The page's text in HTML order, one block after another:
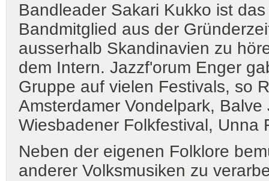
Bandleader Sakari Kukko ist
Bandmitglied aus der
ausserhalb Skandinavien zu
dem Intern. Jazzf'orum Enger
Gruppe auf vielen Festivals, so
Amsterdamer Vondelpark,
Wiesbadener Folkfestival, Unna
Neben der eigenen Folklore
anderer Volksmusiken zu